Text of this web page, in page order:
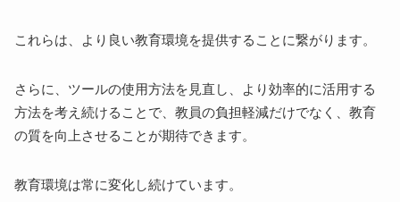
これらは、より良い教育環境を提供することに繋がります。
さらに、ツールの使用方法を見直し、より効率的に活用する
方法を考え続けることで、教員の負担軽減だけでなく、教育
の質を向上させることが期待できます。
教育環境は常に変化し続けています。